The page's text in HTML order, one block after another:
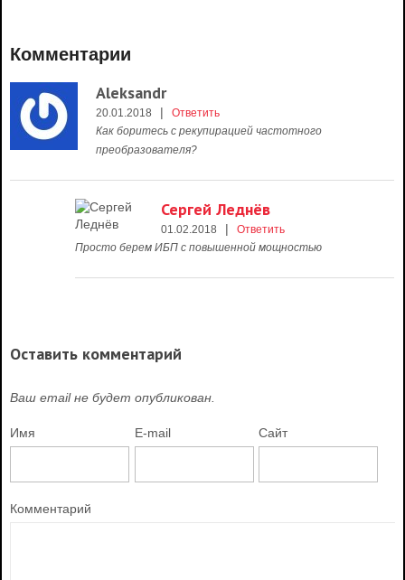
Комментарии
Aleksandr
20.01.2018 |
Ответить
Как боритесь с рекупирацией частотного
преобразователя?
Сергей Леднёв
01.02.2018 |
Ответить
Просто берем ИБП с повышенной мощностью
Оставить комментарий
Ваш email не будет опубликован.
Имя E-mail Сайт
Комментарий